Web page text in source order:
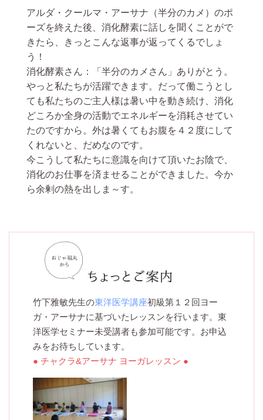
アルダ・クールマ・アーサナ（半分のカメ）のポ
ーズを終えた後、消化酵素に話しを聞くことがで
きたら、きっとこんな返事が返ってくるでしょ
う！
消化酵素さん：「半分のカメさん」ありがとう。
やっと私たちが活躍できます。だって働こうとし
ても私たちのご主人様は暑い中を動き続け、消化
どころか全身の活動でエネルギーを消耗させてい
たのですから。外は暑くてもお腹を４２度にして
くれないと、だめなのです。
今こうして私たちに意識を向けて頂いたお陰で、
消化のお仕事を済ませることができました。今か
ら余剰の熱を出しま～す。
竹下雅敏先生の東洋医学講座初級第１２回ヨー
ガ・アーサナに基づいたレッスンを行います。東
洋医学セミナー未受講者も参加可能です。お申込
みをお待ちしています。
● チャクラ&アーサナ ヨーガレッスン ●